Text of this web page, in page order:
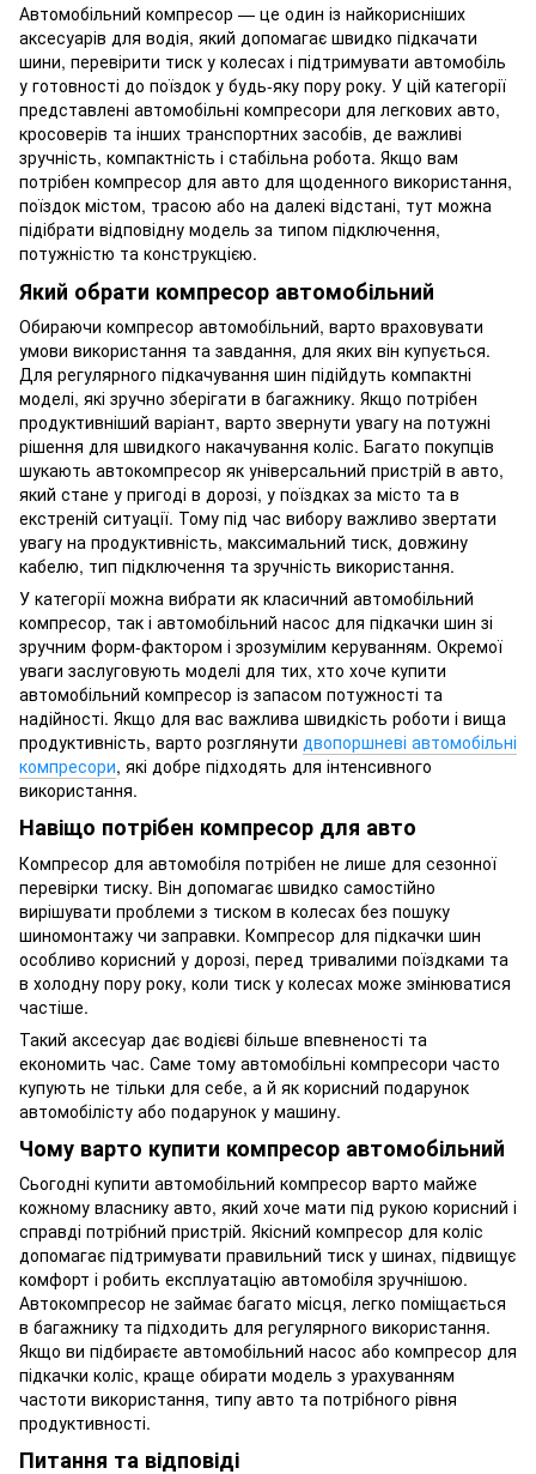
Автомобільний компресор — це один із найкорисніших
аксесуарів для водія, який допомагає швидко підкачати
шини, перевірити тиск у колесах і підтримувати автомобіль
у готовності до поїздок у будь-яку пору року. У цій категорії
представлені автомобільні компресори для легкових авто,
кросоверів та інших транспортних засобів, де важливі
зручність, компактність і стабільна робота. Якщо вам
потрібен компресор для авто для щоденного використання,
поїздок містом, трасою або на далекі відстані, тут можна
підібрати відповідну модель за типом підключення,
потужністю та конструкцією.
Який обрати компресор автомобільний
Обираючи компресор автомобільний, варто враховувати
умови використання та завдання, для яких він купується.
Для регулярного підкачування шин підійдуть компактні
моделі, які зручно зберігати в багажнику. Якщо потрібен
продуктивніший варіант, варто звернути увагу на потужні
рішення для швидкого накачування коліс. Багато покупців
шукають автокомпресор як універсальний пристрій в авто,
який стане у пригоді в дорозі, у поїздках за місто та в
екстреній ситуації. Тому під час вибору важливо звертати
увагу на продуктивність, максимальний тиск, довжину
кабелю, тип підключення та зручність використання.
У категорії можна вибрати як класичний автомобільний
компресор, так і автомобільний насос для підкачки шин зі
зручним форм-фактором і зрозумілим керуванням. Окремої
уваги заслуговують моделі для тих, хто хоче купити
автомобільний компресор із запасом потужності та
надійності. Якщо для вас важлива швидкість роботи і вища
продуктивність, варто розглянути двопоршневі автомобільні
компресори, які добре підходять для інтенсивного
використання.
Навіщо потрібен компресор для авто
Компресор для автомобіля потрібен не лише для сезонної
перевірки тиску. Він допомагає швидко самостійно
вирішувати проблеми з тиском в колесах без пошуку
шиномонтажу чи заправки. Компресор для підкачки шин
особливо корисний у дорозі, перед тривалими поїздками та
в холодну пору року, коли тиск у колесах може змінюватися
частіше.
Такий аксесуар дає водієві більше впевненості та
економить час. Саме тому автомобільні компресори часто
купують не тільки для себе, а й як корисний подарунок
автомобілісту або подарунок у машину.
Чому варто купити компресор автомобільний
Сьогодні купити автомобільний компресор варто майже
кожному власнику авто, який хоче мати під рукою корисний і
справді потрібний пристрій. Якісний компресор для коліс
допомагає підтримувати правильний тиск у шинах, підвищує
комфорт і робить експлуатацію автомобіля зручнішою.
Автокомпресор не займає багато місця, легко поміщається
в багажнику та підходить для регулярного використання.
Якщо ви підбираєте автомобільний насос або компресор для
підкачки коліс, краще обирати модель з урахуванням
частоти використання, типу авто та потрібного рівня
продуктивності.
Питання та відповіді